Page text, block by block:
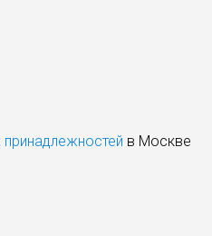
в Москве